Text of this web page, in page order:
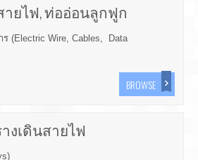
ยไฟ, ท่ออ่อนลูกฟูก
(Electric Wire, Cables, Data
BROWSE
งเดินสายไฟ